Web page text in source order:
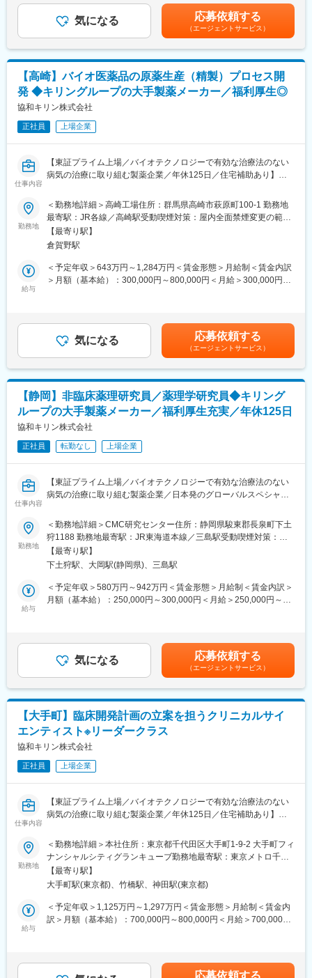
術・製品ライセンス契約の締結などを推進し、バイオ医薬等の画
期的な新薬を継続的に創出し、日本発のグローバル・スペシャリ
ティファーマとなることを目指しています
変更の範囲：会社の定める業務
・文書管理
・サプライヤ管理
・品質リスクマネジメント
・その他
■ポジションの魅力
グローバルスペシャリティファーマとして発展する当社の中核と
なる製造所において、業務プロセスの継続的改善のための活動へ
参画するとともに、バイオ医薬品の品質保証業務に関する幅広い
経験を積むことができます。
また最新のPIC/S及びcGMP規制に基づいた品質保証システムを取
りまとめる立場として、2027年に米国に竣工予定の製造所の立ち
築を通じて、グローバルで通用するキャリアを形成で来ます。
上記業務を通して自社で開発・製造した医薬品を世界中の患者様
にお届けする貢献と達成感を実感できるポジションです。
当社はバイオ医薬品／抗体技術に特化しながら、海外展開を重点
的に進めている国内トップクラスの製薬メーカーです。
術・製品ライセンス契約の締結などを推進し、バイオ医薬等の画
期的な新薬を継続的に創出し、日本発のグローバル・スペシャリ
ティファーマとなることを目指しています
変更の範囲：会社の定める業務
なります：※家賃上限額…62,000円（群馬・独身/単身）、88,000
円（群馬・3人以下）、108,000円（群馬・4人以上） 賃金はあく
までも目安の金額であり、選考を通じて上下する可能性がありま
す。月給(月額)は固定手当を含めた表記です。
気になる 応募依頼する
（エージェントサービス）
【高崎】バイオ医薬品の原薬生産（精製）プロセス開
発 ◆キリングループの大手製薬メーカー／福利厚生◎
協和キリン株式会社
正社員 上場企業
仕事内容
【東証プライム上場／バイオテクノロジーで有効な治療法のない
病気の治療に取り組む製薬企業／年休125日／住宅補助あり】
■業務内容
・バイオ医薬品の原薬生産プロセス開発（精製プロセス開発、新
規技術開発、プロセス管理戦略立案、スケールアップ検討、国内
外の製造サイトへの技術移管および製造支援など）
・バイオ医薬品の原薬パートについて、国内外規制当局に対する
申請関連資料（研究計画書・報告書、治験申請書：IND・IMPD、
承認申請書：CTD・BLA）の作成またはレビュー、照会事項対応
・マネジメント経験をお持ちの場合：バイオ医薬品の精製プロセ
ス開発、技術移管、治験・承認申請等の経験を生かした研究所・
グループ運営への参画、研究員の人材育成・マネジメント
遺伝子組換え細胞の構築、培養及び精製といった原薬製造技術
は、バイオ医薬品を開発し、グローバルに安定供給する上で鍵に
なる技術です。
本業務で自らの研究活動が製品につながる喜びを実感できるとと
もに、初期開発から上市に至る開発全般への理解が深まるため、
グローバルで通用するキャリア形成にも大いにプラスになりま
す。
・初期開発から上市に向けた承認申請、上市後の製品ライフサイ
クルマネージメントといった一連の原薬製法開発、特に精製プロ
セス開発に関する経験を積むことができる
いパートナーと協働することにより、グローバルで活躍する経験
が得られる
・新しい精製方法の開発など新たな技術に関する研究開発にチャ
レンジできる
くことができる
「骨・ミネラル」と「血液がん・難治性血液疾患」「希少疾患」
を重点疾患領域として設定し、同社の強みである抗体技術を活用
した抗体医薬品の国内外における臨床開発ステージアップや、技
術・製品ライセンス契約の締結などを推進し、バイオ医薬等の画
期的な新薬を継続的に創出し、日本発のグローバル・スペシャリ
ティファーマとなることを目指しています。
変更の範囲：会社の定める業務
勤務地
＜勤務地詳細＞高崎工場住所：群馬県高崎市萩原町100-1 勤務地
最寄駅：JR各線／高崎駅受動喫煙対策：屋内全面禁煙変更の範
囲：会社の定める事業所
【最寄り駅】
倉賀野駅
給与
＜予定年収＞643万円～1,284万円＜賃金形態＞月給制＜賃金内訳
＞月額（基本給）：300,000円～800,000円＜月給＞300,000円～
を考慮の上、決定します。賃金はあくまでも目安の金額であり、
選考を通じて上下する可能性があります。月給(月額)は固定手当を
含めた表記です。
気になる 応募依頼する
（エージェントサービス）
【静岡】非臨床薬理研究員／薬理学研究員◆キリング
ループの大手製薬メーカー／福利厚生充実／年休125日
協和キリン株式会社
正社員 転勤なし 上場企業
仕事内容
【東証プライム上場／バイオテクノロジーで有効な治療法のない
病気の治療に取り組む製薬企業／日本発のグローバルスペシャリ
■業務内容
・薬理研究、特に、血液・血液がん領域の疾患に対する治療薬の
研究
※中長期的には他領域の疾患も対応いただく可能性あり
・探索、開発ステージにおける新薬候補の非臨床薬理評価、メカ
ニズム解析（海外関連部署との連携含む）
■本ポジションの魅力
非臨床薬理評価の担当者として、探索ステージから上市まで幅広
く医薬品開発に携わることにより、患者さんに画期的な医薬品を
・多様なモダリティーの医薬品開発に関わることができる。
・国内だけではなく、グローバルプロジェクトに携わることでグ
ローバル経験を積むことができる。
■当社について
・協和キリンは、「ライフサイエンスとテクノロジーの進歩を追
求し、新しい価値の創造により、世界の人々の健康と豊かさに貢
献します」という企業理念を掲げています。抗体技術を核とした
バイオテクノロジーを強みとしながら、バイオ医薬品で培った研
究開発力と製造技術力を最大限駆使し、次世代の抗体医薬や新た
ィの研究を推進しています。
・「骨・ミネラル」と「血液がん・難治性血液疾患」、「希少疾
患」を重点疾患領域として設定し、同社の強みである抗体技術を
活用した抗体医薬品の国内外における臨床開発ステージアップ
等の画期的な新薬を継続的に創出し、日本発のグローバル・スペ
シャリティファーマとなることを目指しています。
勤務地
＜勤務地詳細＞CMC研究センター住所：静岡県駿東郡長泉町下土
狩1188 勤務地最寄駅：JR東海道本線／三島駅受動喫煙対策：屋
内全面禁煙変更の範囲：会社の定める事業所
【最寄り駅】
下土狩駅、大岡駅(静岡県)、三島駅
給与
＜予定年収＞580万円～942万円＜賃金形態＞月給制＜賃金内訳＞
月額（基本給）：250,000円～300,000円＜月給＞250,000円～
なります。※上限額を超過する場合、超過分は本人負担 賃金はあ
くまでも目安の金額であり、選考を通じて上下する可能性があり
ます。月給(月額)は固定手当を含めた表記です。
気になる 応募依頼する
（エージェントサービス）
【大手町】臨床開発計画の立案を担うクリニカルサイ
エンティスト※リーダークラス
協和キリン株式会社
正社員 上場企業
仕事内容
【東証プライム上場／バイオテクノロジーで有効な治療法のない
病気の治療に取り組む製薬企業／年休125日／住宅補助あり】
■業務内容
幅広い疾患領域での戦略立案から試験実施、規制当局対応、KOL
との連携まで、臨床開発の全工程をリードします。
・各疾患領域における臨床開発計画の立案（後期開発品における
市場価値最大化の検討を含む）
・臨床試験プロトコルの策定
・当局相談資料や承認申請資料等の作成方針の立案および作成
・臨床試験に関する外部発表業務
勤務地
＜勤務地詳細＞本社住所：東京都千代田区大手町1-9-2 大手町フィ
ナンシャルシティグランキューブ勤務地最寄駅：東京メトロ千代
田線／大手町駅受動喫煙対策：屋内全面禁煙変更の範囲：会社の
定める事業所
【最寄り駅】
大手町駅(東京都)、竹橋駅、神田駅(東京都)
給与
＜予定年収＞1,125万円～1,297万円＜賃金形態＞月給制＜賃金内
訳＞月額（基本給）：700,000円～800,000円＜月給＞700,000円
り、選考を通じて上下する可能性があります。月給(月額)は固定手
応募依頼する